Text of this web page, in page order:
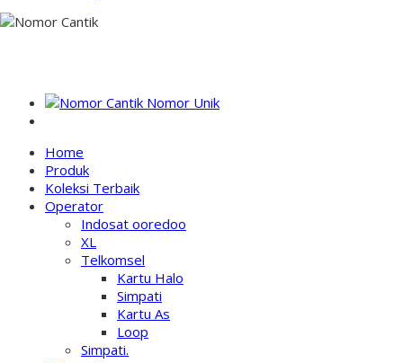
Home
Produk
Koleksi Terbaik
Operator
Indosat ooredoo
XL
Telkomsel
Kartu Halo
Simpati
Kartu As
Loop
Simpati.